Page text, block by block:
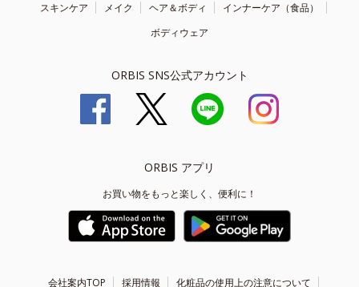
スキンケア メイク ヘア＆ボディ
インナーケア（食品）
ボディウェア
ORBIS SNS公式アカウント
ORBIS アプリ
お買い物をもっと楽しく、便利に！
会社案内TOP 採用情報 化粧品の使用上の注意について